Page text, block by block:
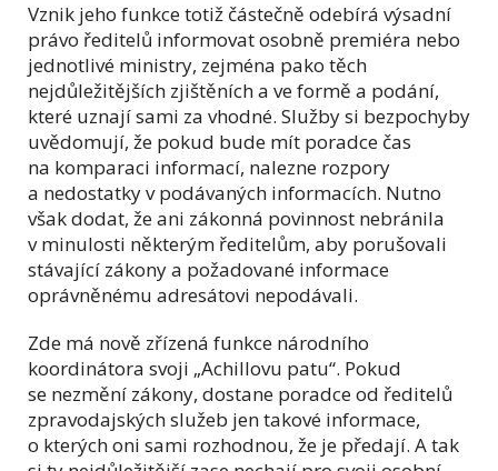
Vznik jeho funkce totiž částečně odebírá výsadní
právo ředitelů informovat osobně premiéra nebo
jednotlivé ministry, zejména pako těch
nejdůležitějších zjištěních a ve formě a podání,
které uznají sami za vhodné. Služby si bezpochyby
uvědomují, že pokud bude mít poradce čas
na komparaci informací, nalezne rozpory
a nedostatky v podávaných informacích. Nutno
však dodat, že ani zákonná povinnost nebránila
v minulosti některým ředitelům, aby porušovali
stávající zákony a požadované informace
oprávněnému adresátovi nepodávali.
Zde má nově zřízená funkce národního
koordinátora svoji „Achillovu patu“. Pokud
se nezmění zákony, dostane poradce od ředitelů
zpravodajských služeb jen takové informace,
o kterých oni sami rozhodnou, že je předají. A tak